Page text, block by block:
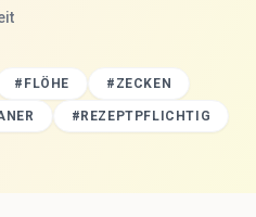
# FLÖHE # ZECKEN
# REZEPTPFLICHTIG